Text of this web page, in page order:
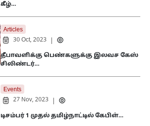
கீழ்…
Articles
30 Oct, 2023
தீபாவளிக்கு பெண்களுக்கு இலவச கேஸ்
சிலிண்டர்…
Events
27 Nov, 2023
டிசம்பர் 1 முதல் தமிழ்நாட்டில் கேபிள்…